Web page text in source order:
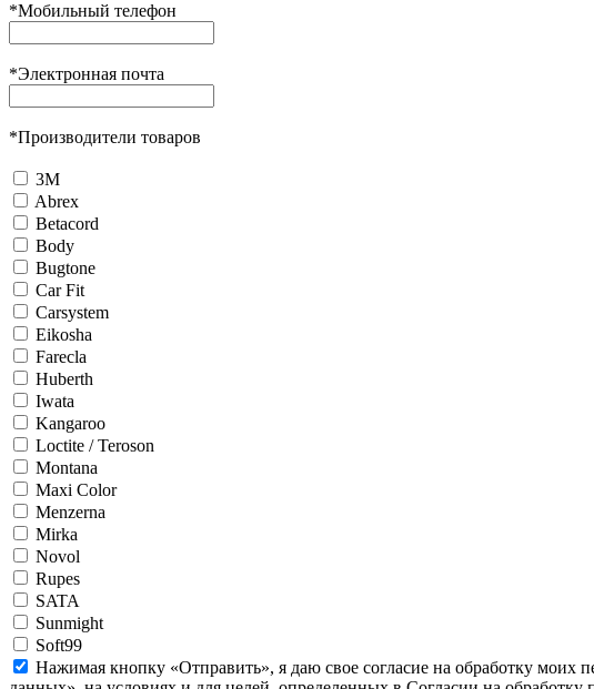
*Мобильный телефон
*Электронная почта
*Производители товаров
3М
Abrex
Betacord
Body
Bugtone
Car Fit
Carsystem
Eikosha
Farecla
Huberth
Iwata
Kangaroo
Loctite / Teroson
Montana
Maxi Color
Menzerna
Mirka
Novol
Rupes
SATA
Sunmight
Soft99
Нажимая кнопку «Отправить», я даю свое согласие на обработку